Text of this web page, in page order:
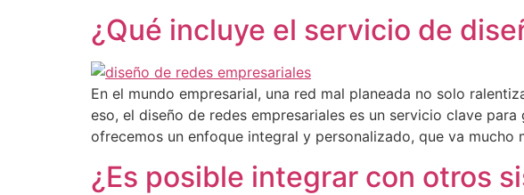
¿Qué incluye el servicio de
En el mundo empresarial, una red mal planeada no solo
eso, el diseño de redes empresariales es un servicio clave
ofrecemos un enfoque integral y personalizado, que va mucho
¿Es posible integrar con otros